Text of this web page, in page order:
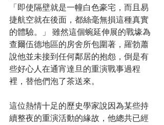
「即使隔壁就是一幢白色豪宅，而且易
捷航空就在後面，都絲毫無損這種真實
的體驗。」 雖然這個蜿延伸展的戰壕為
查爾伍德地區的房舍所包圍著，羅勃蕭
說他並未接到任何鄰居的抱怨，倒是有
些好心人在通宵達旦的重演戰事過程
裡，替他們泡了茶送來。
這位熱情十足的歷史學家說因為某些持
續整夜的重演活動的緣故，他總共已經